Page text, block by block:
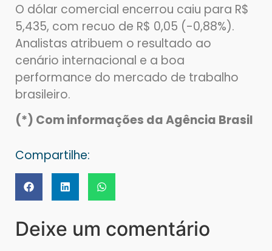
O dólar comercial encerrou caiu para R$
5,435, com recuo de R$ 0,05 (-0,88%).
Analistas atribuem o resultado ao
cenário internacional e a boa
performance do mercado de trabalho
brasileiro.
(*) Com informações da Agência Brasil
Compartilhe:
Deixe um comentário